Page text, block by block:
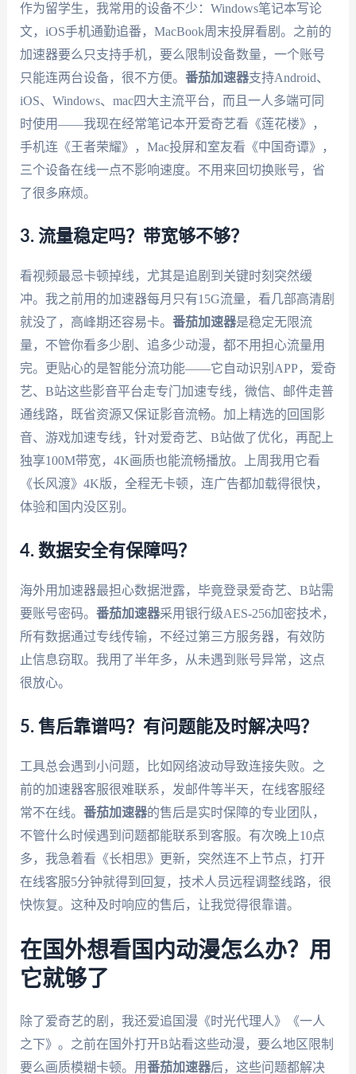
作为留学生，我常用的设备不少：Windows笔记本写论
文，iOS手机通勤追番，MacBook周末投屏看剧。之前的
加速器要么只支持手机，要么限制设备数量，一个账号
只能连两台设备，很不方便。 番茄加速器支持Android、
iOS、Windows、mac四大主流平台，而且一人多端可同
时使用——我现在经常笔记本开爱奇艺看《莲花楼》，
手机连《王者荣耀》，Mac投屏和室友看《中国奇谭》，
三个设备在线一点不影响速度。不用来回切换账号，省
了很多麻烦。
3. 流量稳定吗？带宽够不够？
看视频最忌卡顿掉线，尤其是追剧到关键时刻突然缓
冲。我之前用的加速器每月只有15G流量，看几部高清剧
就没了，高峰期还容易卡。 番茄加速器是稳定无限流
量，不管你看多少剧、追多少动漫，都不用担心流量用
完。更贴心的是智能分流功能——它自动识别APP，爱奇
艺、B站这些影音平台走专门加速专线，微信、邮件走普
通线路，既省资源又保证影音流畅。加上精选的回国影
音、游戏加速专线，针对爱奇艺、B站做了优化，再配上
独享100M带宽，4K画质也能流畅播放。上周我用它看
《长风渡》4K版，全程无卡顿，连广告都加载得很快，
体验和国内没区别。
4. 数据安全有保障吗？
海外用加速器最担心数据泄露，毕竟登录爱奇艺、B站需
要账号密码。 番茄加速器采用银行级AES-256加密技术，
所有数据通过专线传输，不经过第三方服务器，有效防
止信息窃取。我用了半年多，从未遇到账号异常，这点
很放心。
5. 售后靠谱吗？有问题能及时解决吗？
工具总会遇到小问题，比如网络波动导致连接失败。之
前的加速器客服很难联系，发邮件等半天，在线客服经
常不在线。 番茄加速器的售后是实时保障的专业团队，
不管什么时候遇到问题都能联系到客服。有次晚上10点
多，我急着看《长相思》更新，突然连不上节点，打开
在线客服5分钟就得到回复，技术人员远程调整线路，很
快恢复。这种及时响应的售后，让我觉得很靠谱。
在国外想看国内动漫怎么办？用
它就够了
除了爱奇艺的剧，我还爱追国漫《时光代理人》《一人
之下》。之前在国外打开B站看这些动漫，要么地区限制
要么画质模糊卡顿。用番茄加速器后，这些问题都解决